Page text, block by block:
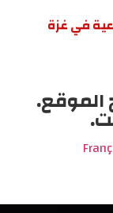
في غزة
الموقع.